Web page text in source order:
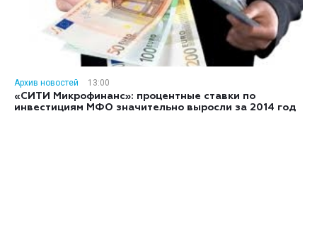
Архив новостей
13:00
«СИТИ Микрофинанс»: процентные ставки по
инвестициям МФО значительно выросли за 2014 год